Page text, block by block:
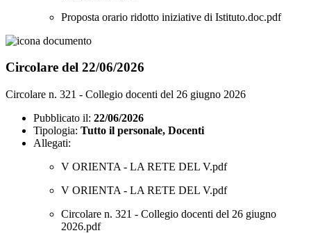
Proposta orario ridotto iniziative di Istituto.doc.pdf
Circolare del 22/06/2026
Circolare n. 321 - Collegio docenti del 26 giugno 2026
Pubblicato il: 22/06/2026
Tipologia: Tutto il personale, Docenti
Allegati:
V ORIENTA - LA RETE DEL V.pdf
V ORIENTA - LA RETE DEL V.pdf
Circolare n. 321 - Collegio docenti del 26 giugno
2026.pdf